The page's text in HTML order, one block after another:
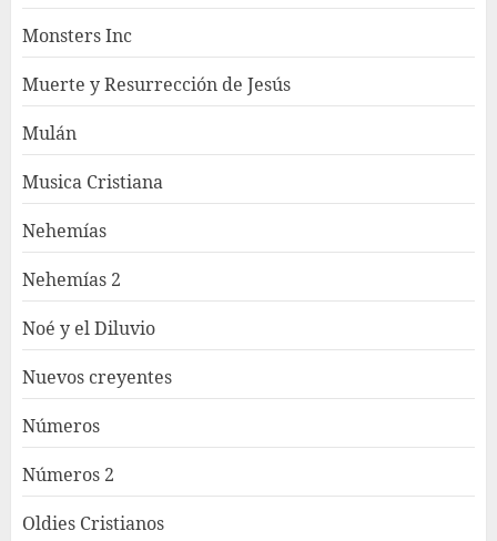
Monsters Inc
Muerte y Resurrección de Jesús
Mulán
Musica Cristiana
Nehemías
Nehemías 2
Noé y el Diluvio
Nuevos creyentes
Números
Números 2
Oldies Cristianos